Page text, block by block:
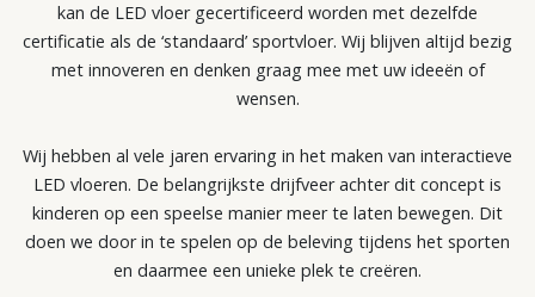
kan de LED vloer gecertificeerd worden met dezelfde
certificatie als de ‘standaard’ sportvloer. Wij blijven altijd bezig
met innoveren en denken graag mee met uw ideeën of
wensen.
Wij hebben al vele jaren ervaring in het maken van interactieve
LED vloeren. De belangrijkste drijfveer achter dit concept is
kinderen op een speelse manier meer te laten bewegen. Dit
doen we door in te spelen op de beleving tijdens het sporten
en daarmee een unieke plek te creëren.